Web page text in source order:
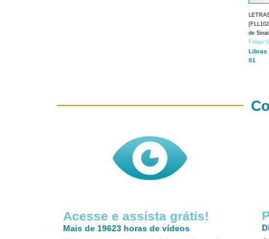
de
Felipe
Libras
01
Acesse e assista grátis!
Mais de 19623 horas de vídeos